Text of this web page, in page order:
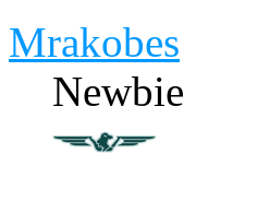
Mrakobes
Newbie